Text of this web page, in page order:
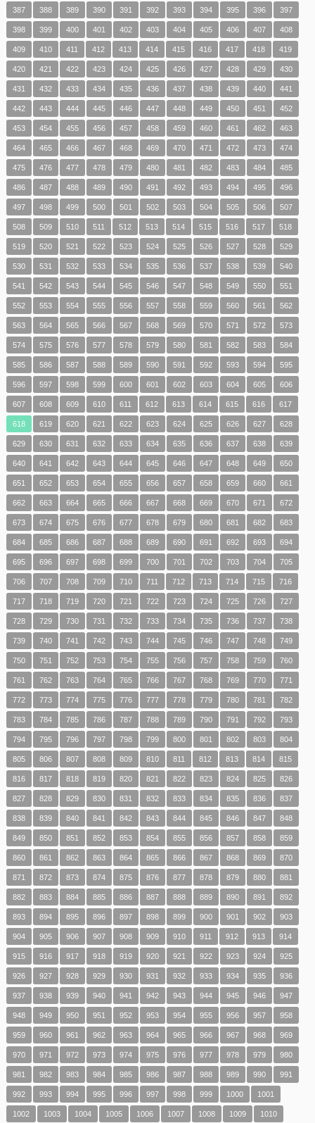
387 388 389 390 391 392 393 394 395 396 397
398 399 400 401 402 403 404 405 406 407 408
409 410 411 412 413 414 415 416 417 418 419
420 421 422 423 424 425 426 427 428 429 430
431 432 433 434 435 436 437 438 439 440 441
442 443 444 445 446 447 448 449 450 451 452
453 454 455 456 457 458 459 460 461 462 463
464 465 466 467 468 469 470 471 472 473 474
475 476 477 478 479 480 481 482 483 484 485
486 487 488 489 490 491 492 493 494 495 496
497 498 499 500 501 502 503 504 505 506 507
508 509 510 511 512 513 514 515 516 517 518
519 520 521 522 523 524 525 526 527 528 529
530 531 532 533 534 535 536 537 538 539 540
541 542 543 544 545 546 547 548 549 550 551
552 553 554 555 556 557 558 559 560 561 562
563 564 565 566 567 568 569 570 571 572 573
574 575 576 577 578 579 580 581 582 583 584
585 586 587 588 589 590 591 592 593 594 595
596 597 598 599 600 601 602 603 604 605 606
607 608 609 610 611 612 613 614 615 616 617
618 619 620 621 622 623 624 625 626 627 628
629 630 631 632 633 634 635 636 637 638 639
640 641 642 643 644 645 646 647 648 649 650
651 652 653 654 655 656 657 658 659 660 661
662 663 664 665 666 667 668 669 670 671 672
673 674 675 676 677 678 679 680 681 682 683
684 685 686 687 688 689 690 691 692 693 694
695 696 697 698 699 700 701 702 703 704 705
706 707 708 709 710 711 712 713 714 715 716
717 718 719 720 721 722 723 724 725 726 727
728 729 730 731 732 733 734 735 736 737 738
739 740 741 742 743 744 745 746 747 748 749
750 751 752 753 754 755 756 757 758 759 760
761 762 763 764 765 766 767 768 769 770 771
772 773 774 775 776 777 778 779 780 781 782
783 784 785 786 787 788 789 790 791 792 793
794 795 796 797 798 799 800 801 802 803 804
805 806 807 808 809 810 811 812 813 814 815
816 817 818 819 820 821 822 823 824 825 826
827 828 829 830 831 832 833 834 835 836 837
838 839 840 841 842 843 844 845 846 847 848
849 850 851 852 853 854 855 856 857 858 859
860 861 862 863 864 865 866 867 868 869 870
871 872 873 874 875 876 877 878 879 880 881
882 883 884 885 886 887 888 889 890 891 892
893 894 895 896 897 898 899 900 901 902 903
904 905 906 907 908 909 910 911 912 913 914
915 916 917 918 919 920 921 922 923 924 925
926 927 928 929 930 931 932 933 934 935 936
937 938 939 940 941 942 943 944 945 946 947
948 949 950 951 952 953 954 955 956 957 958
959 960 961 962 963 964 965 966 967 968 969
970 971 972 973 974 975 976 977 978 979 980
981 982 983 984 985 986 987 988 989 990 991
992 993 994 995 996 997 998 999 1000 1001
1002 1003 1004 1005 1006 1007 1008 1009 1010